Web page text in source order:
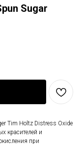
Sugar
Tim Holtz Distress Oxide
красителей и
при